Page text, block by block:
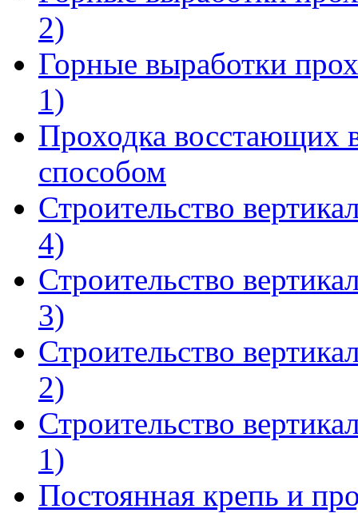
2)
Горные выработки
1)
Проходка восстающих
способом
Строительство
4)
Строительство
3)
Строительство
2)
Строительство
1)
Постоянная крепь и